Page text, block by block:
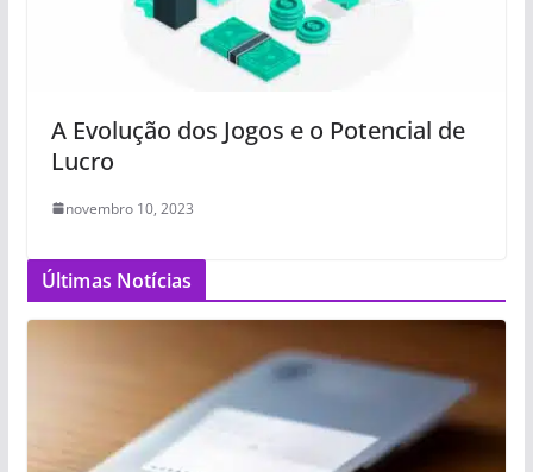
A Evolução dos Jogos e o Potencial de
Lucro
novembro 10, 2023
Últimas Notícias